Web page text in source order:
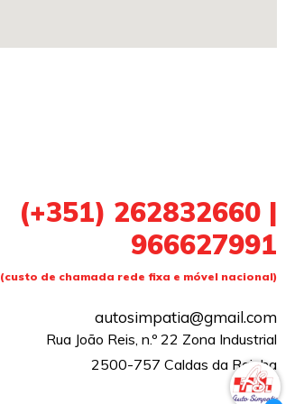
(+351) 262832660 |
966627991
(custo de chamada rede fixa e móvel nacional)
autosimpatia@gmail.com
Rua João Reis, n.º 22 Zona Industrial
2500-757 Caldas da Rainha